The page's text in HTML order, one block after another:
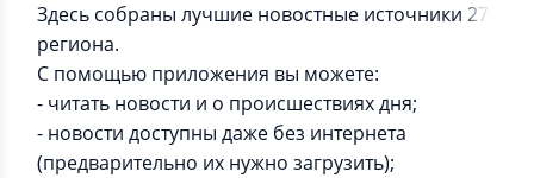
Здесь собраны лучшие новостные источники 27
региона.
С помощью приложения вы можете:
- читать новости и о происшествиях дня;
- новости доступны даже без интернета
(предварительно их нужно загрузить);